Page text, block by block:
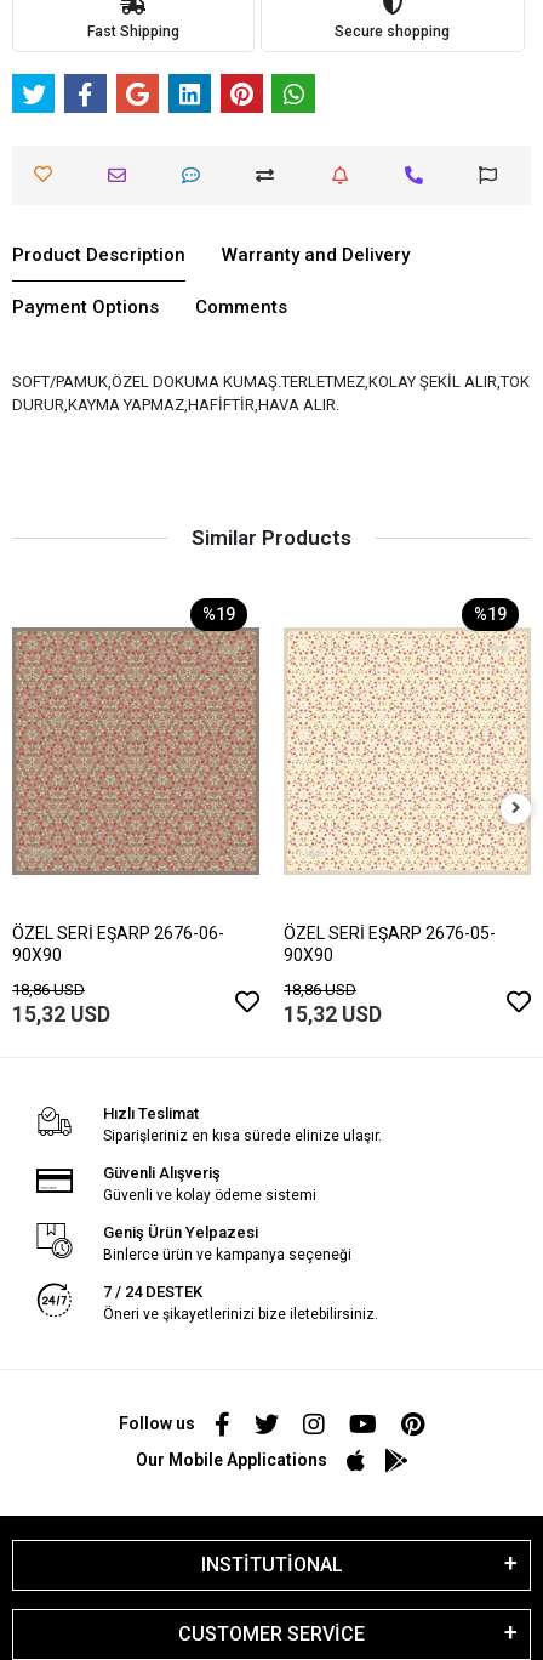
Fast Shipping Secure shopping
Product Description Warranty and Delivery
Payment Options Comments
SOFT/PAMUK,ÖZEL DOKUMA KUMAŞ.TERLETMEZ,KOLAY ŞEKİL ALIR,TOK
DURUR,KAYMA YAPMAZ,HAFİFTİR,HAVA ALIR.
Similar Products
%19
ÖZEL SERİ EŞARP 2676-06-
90X90
18,86 USD
15,32 USD
%19
ÖZEL SERİ EŞARP 2676-05-
90X90
18,86 USD
15,32 USD
Hızlı Teslimat
Siparişleriniz en kısa sürede elinize ulaşır.
Güvenli Alışveriş
Güvenli ve kolay ödeme sistemi
Geniş Ürün Yelpazesi
Binlerce ürün ve kampanya seçeneği
7 / 24 DESTEK
Öneri ve şikayetlerinizi bize iletebilirsiniz.
Follow us
Our Mobile Applications
INSTİTUTİONAL
CUSTOMER SERVİCE